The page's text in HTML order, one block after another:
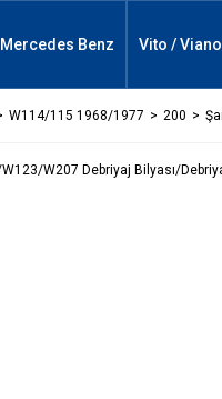
Mercedes Benz Vito / Viano
W114/115 1968/1977 200